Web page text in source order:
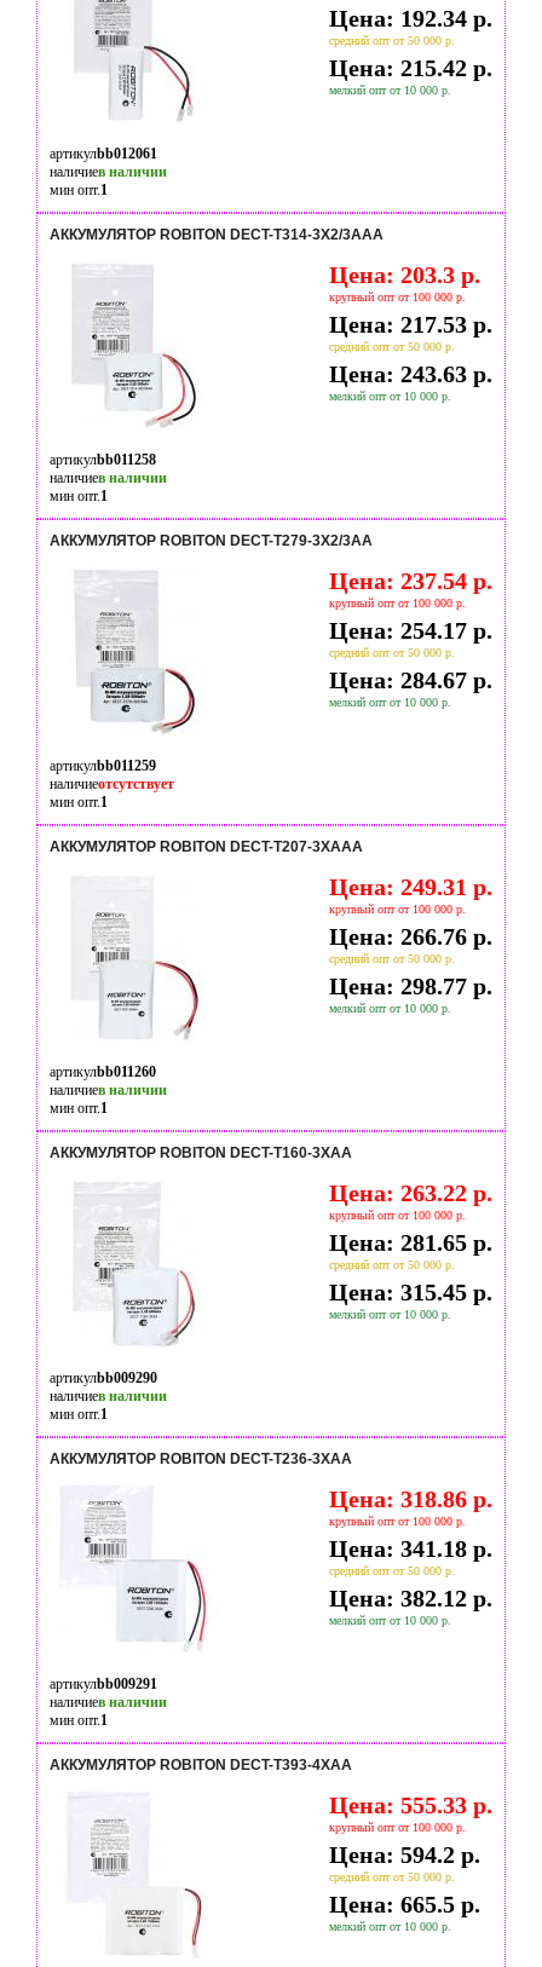
Цена: 192.34 р.
средний опт от 50 000 р.
Цена: 215.42 р.
мелкий опт от 10 000 р.
артикулbb012061
наличиев наличии
мин опт.1
АККУМУЛЯТОР ROBITON DECT-T314-3X2/3AAA
Цена: 203.3 р.
крупный опт от 100 000 р.
Цена: 217.53 р.
средний опт от 50 000 р.
Цена: 243.63 р.
мелкий опт от 10 000 р.
артикулbb011258
наличиев наличии
мин опт.1
АККУМУЛЯТОР ROBITON DECT-T279-3X2/3AA
Цена: 237.54 р.
крупный опт от 100 000 р.
Цена: 254.17 р.
средний опт от 50 000 р.
Цена: 284.67 р.
мелкий опт от 10 000 р.
артикулbb011259
наличиеотсутствует
мин опт.1
АККУМУЛЯТОР ROBITON DECT-T207-3XAAA
Цена: 249.31 р.
крупный опт от 100 000 р.
Цена: 266.76 р.
средний опт от 50 000 р.
Цена: 298.77 р.
мелкий опт от 10 000 р.
артикулbb011260
наличиев наличии
мин опт.1
АККУМУЛЯТОР ROBITON DECT-T160-3XAA
Цена: 263.22 р.
крупный опт от 100 000 р.
Цена: 281.65 р.
средний опт от 50 000 р.
Цена: 315.45 р.
мелкий опт от 10 000 р.
артикулbb009290
наличиев наличии
мин опт.1
АККУМУЛЯТОР ROBITON DECT-T236-3XAA
Цена: 318.86 р.
крупный опт от 100 000 р.
Цена: 341.18 р.
средний опт от 50 000 р.
Цена: 382.12 р.
мелкий опт от 10 000 р.
артикулbb009291
наличиев наличии
мин опт.1
АККУМУЛЯТОР ROBITON DECT-T393-4XAA
Цена: 555.33 р.
крупный опт от 100 000 р.
Цена: 594.2 р.
средний опт от 50 000 р.
Цена: 665.5 р.
мелкий опт от 10 000 р.